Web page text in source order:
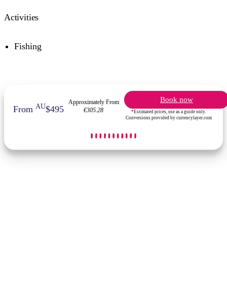
Activities
Fishing
FromAU$495
Approximately From
€305.28
Book now
*Estimated prices, use as a guide only.
Conversions provided by currencylayer.com